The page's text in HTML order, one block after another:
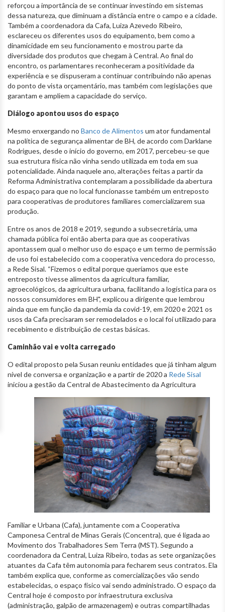
reforçou a importância de se continuar investindo em sistemas
dessa natureza, que diminuam a distância entre o campo e a cidade.
Também a coordenadora da Cafa, Luiza Azevedo Ribeiro,
esclareceu os diferentes usos do equipamento, bem como a
dinamicidade em seu funcionamento e mostrou parte da
diversidade dos produtos que chegam à Central. Ao final do
encontro, os parlamentares reconheceram a positividade da
experiência e se dispuseram a continuar contribuindo não apenas
do ponto de vista orçamentário, mas também com legislações que
garantam e ampliem a capacidade do serviço.
Diálogo apontou usos do espaço
Mesmo enxergando no Banco de Alimentos um ator fundamental
na política de segurança alimentar de BH, de acordo com Darklane
Rodrigues, desde o início do governo, em 2017, percebeu-se que
sua estrutura física não vinha sendo utilizada em toda em sua
potencialidade. Ainda naquele ano, alterações feitas a partir da
Reforma Administrativa contemplaram a possibilidade da abertura
do espaço para que no local funcionasse também um entreposto
para cooperativas de produtores familiares comercializarem sua
produção.
Entre os anos de 2018 e 2019, segundo a subsecretária, uma
chamada pública foi então aberta para que as cooperativas
apontassem qual o melhor uso do espaço e um termo de permissão
de uso foi estabelecido com a cooperativa vencedora do processo,
a Rede Sisal. “Fizemos o edital porque queríamos que este
entreposto tivesse alimentos da agricultura familiar,
agroecológicos, da agricultura urbana, facilitando a logística para os
nossos consumidores em BH", explicou a dirigente que lembrou
ainda que em função da pandemia da covid-19, em 2020 e 2021 os
usos da Cafa precisaram ser remodelados e o local foi utilizado para
recebimento e distribuição de cestas básicas.
Caminhão vai e volta carregado
O edital proposto pela Susan reuniu entidades que já tinham algum
nível de conversa e organização e a partir de 2020 a Rede Sisal
iniciou a gestão da Central de Abastecimento da Agricultura
Familiar e Urbana (Cafa), juntamente com a Cooperativa
Camponesa Central de Minas Gerais (Concentra), que é ligada ao
Movimento dos Trabalhadores Sem Terra (MST). Segundo a
coordenadora da Central, Luiza Ribeiro, todas as sete organizações
atuantes da Cafa têm autonomia para fecharem seus contratos. Ela
também explica que, conforme as comercializações vão sendo
estabelecidas, o espaço físico vai sendo administrado. O espaço da
Central hoje é composto por infraestrutura exclusiva
(administração, galpão de armazenagem) e outras compartilhadas